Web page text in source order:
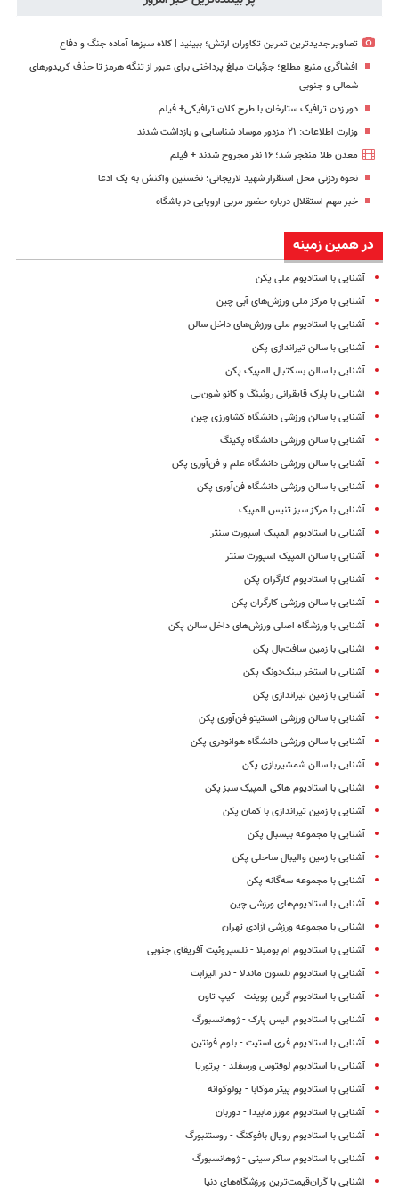
تصاویر جدیدترین تمرین تکاوران ارتش؛ ببینید | کلاه سبزها آماده جنگ و دفاع
افشاگری منبع مطلع؛ جزئیات مبلغ پرداختی برای عبور از تنگه هرمز تا حذف کریدورهای
شمالی و جنوبی
دور زدن ترافیک ستارخان با طرح کلان ترافیکی+ فیلم
وزارت اطلاعات: ۲۱ مزدور موساد شناسایی و بازداشت شدند
معدن طلا منفجر شد؛ ۱۶ نفر مجروح شدند + فیلم
نحوه ردزنی محل استقرار شهید لاریجانی؛ نخستین واکنش به یک ادعا
خبر مهم استقلال درباره حضور مربی اروپایی در باشگاه
در همین زمینه
آشنایی با استادیوم ملی پکن
آشنایی با مرکز ملی ورزش‌های آبی چین
آشنایی با استادیوم ملی ورزش‌های داخل سالن
آشنایی با سالن تیراندازی پکن
آشنایی با سالن بسکتبال المپیک پکن
آشنایی با پارک قایقرانی روئینگ و کانو شون‌یی
آشنایی با سالن ورزشی دانشگاه کشاورزی چین
آشنایی با سالن ورزشی دانشگاه پکینگ
آشنایی با سالن ورزشی دانشگاه علم و فن‌آوری پکن
آشنایی با سالن ورزشی دانشگاه فن‌آوری پکن
آشنایی با مرکز سبز تنیس المپیک
آشنایی با استادیوم المپیک اسپورت سنتر
آشنایی با سالن المپیک اسپورت سنتر
آشنایی با استادیوم کارگران پکن
آشنایی با سالن ورزشی کارگران پکن
آشنایی با ورزشگاه اصلی ورزش‌های داخل سالن پکن
آشنایی با زمین سافت‌بال پکن
آشنایی با استخر یینگ‌دونگ پکن
آشنایی با زمین تیراندازی پکن
آشنایی با سالن ورزشی انستیتو فن‌آوری پکن
آشنایی با سالن ورزشی دانشگاه هوانودری پکن
آشنایی با سالن شمشیربازی پکن
آشنایی با استادیوم هاکی المپیک سبز پکن
آشنایی با زمین تیراندازی با کمان پکن
آشنایی با مجموعه بیسبال پکن
آشنایی با زمین والیبال ساحلی پکن
آشنایی با مجموعه سه‌گانه پکن
آشنایی با استادیوم‌های ورزشی چین
آشنایی با مجموعه ورزشی آزادی تهران
آشنایی با استادیوم ام بومبلا - نلسپروئیت آفریقای جنوبی
آشنایی با استادیوم نلسون ماندلا - ندر الیزابت
آشنایی با استادیوم گرین پوینت - کیپ تاون
آشنایی با استادیوم الیس پارک - ژوهانسبورگ
آشنایی با استادیوم فری استیت - بلوم فونتین
آشنایی با استادیوم لوفتوس ورسفلد - پرتوریا
آشنایی با استادیوم پیتر موکابا - پولوکوانه
آشنایی با استادیوم موزز مابیدا - دوربان
آشنایی با استادیوم رویال بافوکنگ - روستنبورگ
آشنایی با استادیوم ساکر سیتی - ژوهانسبورگ
آشنایی با گران‌قیمت‌ترین ورزشگاه‌های دنیا